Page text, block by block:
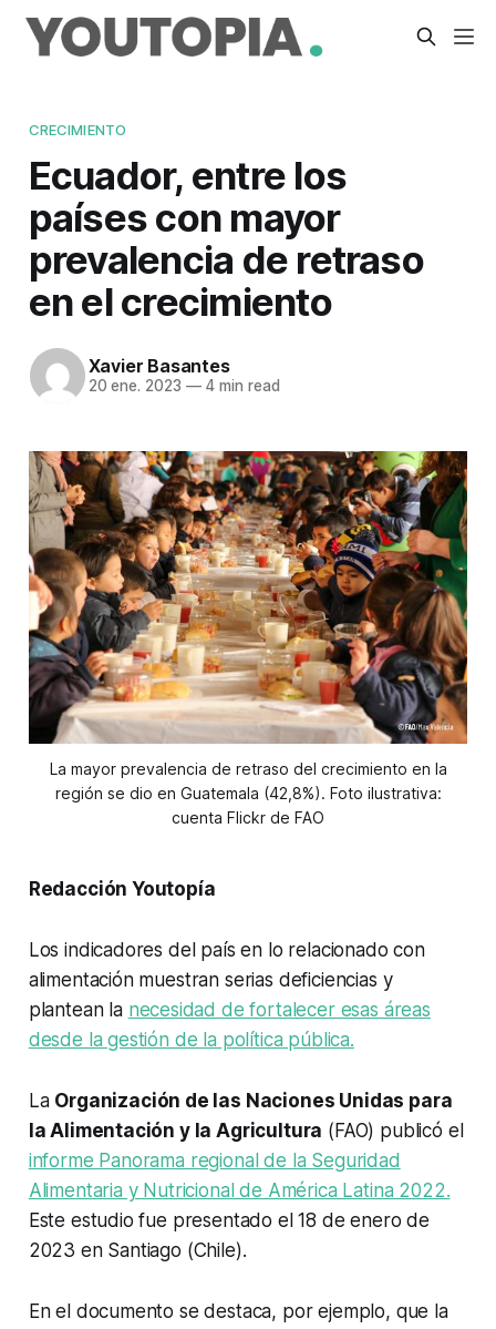
CRECIMIENTO
Ecuador, entre los
países con mayor
prevalencia de retraso
en el crecimiento
Xavier Basantes
20 ene. 2023 —4 min read
La mayor prevalencia de retraso del crecimiento en la
región se dio en Guatemala (42,8%). Foto ilustrativa:
cuenta Flickr de FAO
Redacción Youtopía
Los indicadores del país en lo relacionado con
alimentación muestran serias deficiencias y
plantean la necesidad de fortalecer esas áreas
desde la gestión de la política pública.
La Organización de las Naciones Unidas para
la Alimentación y la Agricultura (FAO) publicó el
informe Panorama regional de la Seguridad
Alimentaria y Nutricional de América Latina 2022.
Este estudio fue presentado el 18 de enero de
2023 en Santiago (Chile).
En el documento se destaca, por ejemplo, que la